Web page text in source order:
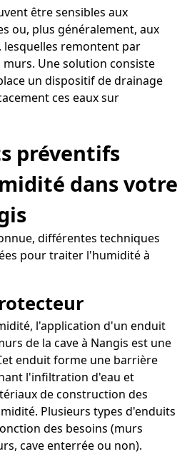
être sensibles aux
ou, plus généralement, aux
lesquelles remontent par
Une solution consiste
un dispositif de drainage
ces eaux sur
préventifs
dans votre
différentes techniques
pour traiter l'humidité à
l'application d'un enduit
de la cave à Nangis est une
enduit forme une barrière
l'infiltration d'eau et
de construction des
Plusieurs types d'enduits
des besoins (murs
cave enterrée ou non).